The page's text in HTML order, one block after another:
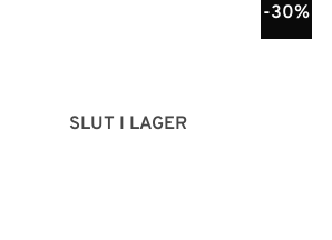
SLUT I LAGER
-30%